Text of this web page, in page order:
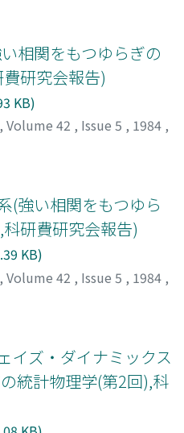
相関をもつゆらぎの
研究会報告)
KB)
, Volume 42 , Issue 5 , 1984 ,
(強い相関をもつゆら
研費研究会報告)
KB)
, Volume 42 , Issue 5 , 1984 ,
イズ・ダイナミックス
統計物理学(第2回),科